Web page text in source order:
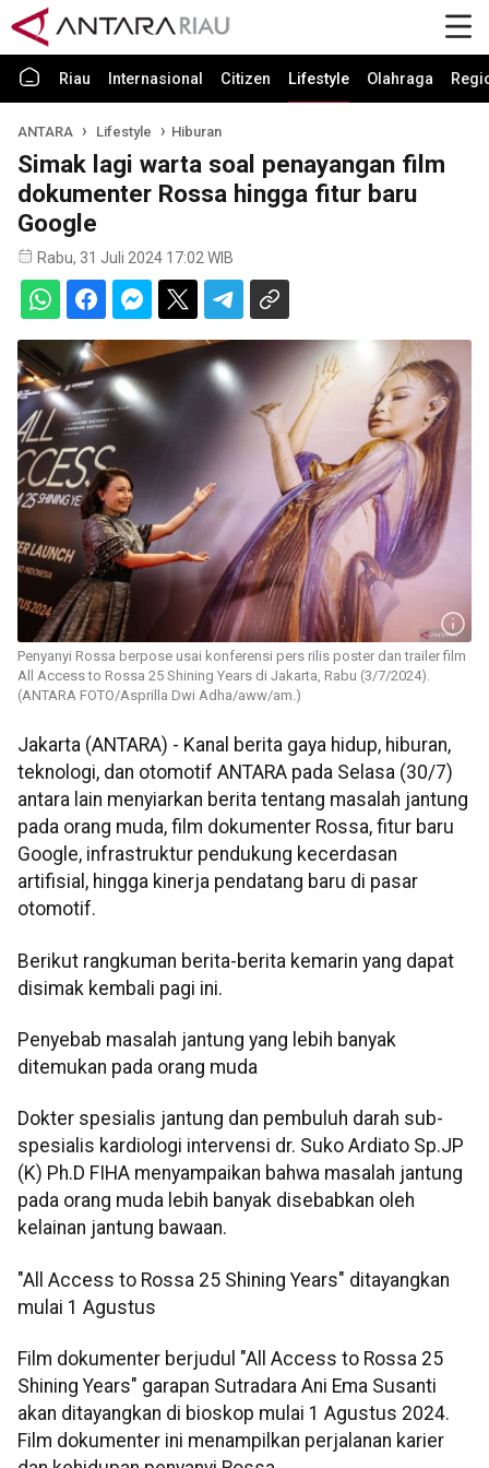
Riau Internasional Citizen Lifestyle Olahraga
ANTARA Lifestyle Hiburan
Simak lagi warta soal penayangan film
dokumenter Rossa hingga fitur baru
Google
Rabu, 31 Juli 2024 17:02 WIB
Penyanyi Rossa berpose usai konferensi pers rilis poster dan trailer film
All Access to Rossa 25 Shining Years di Jakarta, Rabu (3/7/2024).
(ANTARA FOTO/Asprilla Dwi Adha/aww/am.)
Jakarta (ANTARA) - Kanal berita gaya hidup, hiburan,
teknologi, dan otomotif ANTARA pada Selasa (30/7)
antara lain menyiarkan berita tentang masalah jantung
pada orang muda, film dokumenter Rossa, fitur baru
Google, infrastruktur pendukung kecerdasan
artifisial, hingga kinerja pendatang baru di pasar
otomotif.
Berikut rangkuman berita-berita kemarin yang dapat
disimak kembali pagi ini.
Penyebab masalah jantung yang lebih banyak
ditemukan pada orang muda
Dokter spesialis jantung dan pembuluh darah sub-
spesialis kardiologi intervensi dr. Suko Ardiato Sp.JP
(K) Ph.D FIHA menyampaikan bahwa masalah jantung
pada orang muda lebih banyak disebabkan oleh
kelainan jantung bawaan.
"All Access to Rossa 25 Shining Years" ditayangkan
mulai 1 Agustus
Film dokumenter berjudul "All Access to Rossa 25
Shining Years" garapan Sutradara Ani Ema Susanti
akan ditayangkan di bioskop mulai 1 Agustus 2024.
Film dokumenter ini menampilkan perjalanan karier